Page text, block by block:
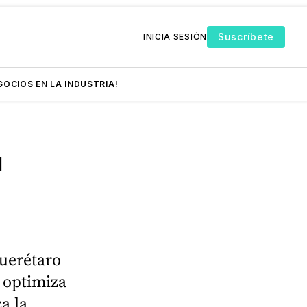
INICIA SESIÓN Suscríbete
EN LA INDUSTRIA!